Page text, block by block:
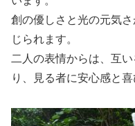
創の優しさと光の元気
じられます。
二人の表情からは、互
り、見る者に安心感と喜